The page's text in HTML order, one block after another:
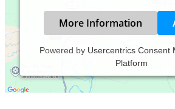
More Information
Powered by Usercentrics Consent
Platform
Verantwortlich für den Inhalt des
Malesic